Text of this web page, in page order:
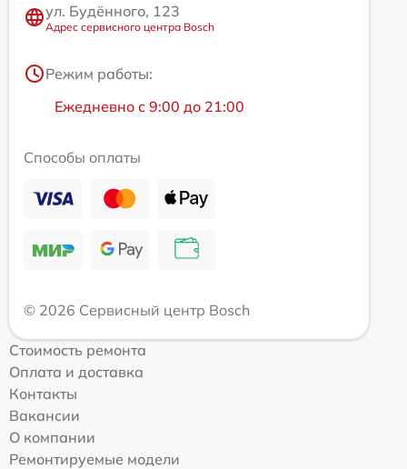
ул. Будённого, 123
Адрес сервисного центра Bosch
Режим работы:
Ежедневно с 9:00 до 21:00
Способы оплаты
© 2026 Сервисный центр Bosch
Стоимость ремонта
Оплата и доставка
Контакты
Вакансии
О компании
Ремонтируемые модели